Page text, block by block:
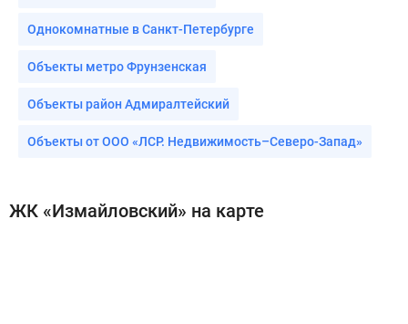
Однокомнатные в Санкт-Петербурге
Объекты метро Фрунзенская
Объекты район Адмиралтейский
Объекты от ООО «ЛСР. Недвижимость–Северо-Запад»
ЖК «Измайловский» на карте